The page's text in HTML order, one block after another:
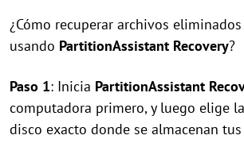
¿Cómo recuperar archivos
usando PartitionAssistant Recovery?
Paso 1: Inicia PartitionAssistant
computadora primero, y luego elige
disco exacto donde se almacenan